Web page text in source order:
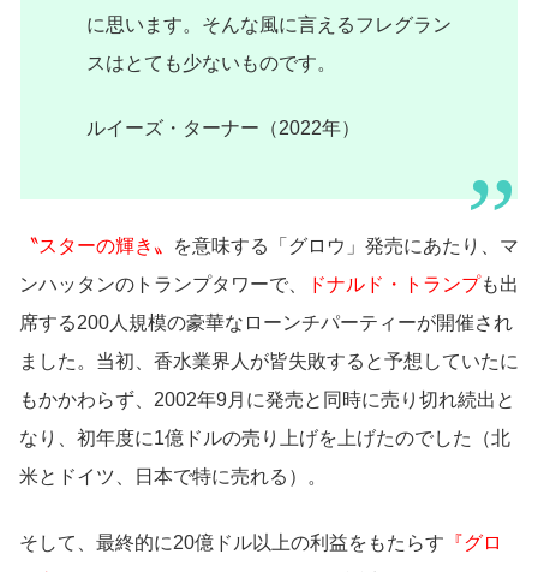
に思います。そんな風に言えるフレグラン
スはとても少ないものです。
ルイーズ・ターナー（2022年）
〝スターの輝き〟
を意味する「グロウ」発売にあたり、マ
ンハッタンのトランプタワーで、
ドナルド・トランプも出
席する200人規模の豪華なローンチパーティーが開催され
ました。当初、香水業界人が皆失敗すると予想していたに
もかかわらず、2002年9月に発売と同時に売り切れ続出と
なり、初年度に1億ドルの売り上げを上げたのでした（北
米とドイツ、日本で特に売れる）。
そして、最終的に20億ドル以上の利益をもたらす 『グロ